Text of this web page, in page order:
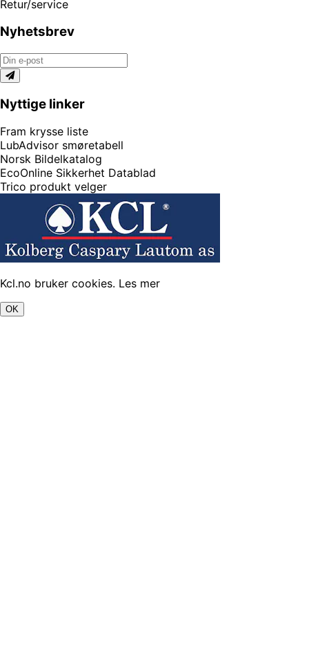
Retur/service
Nyhetsbrev
Nyttige linker
Fram krysse liste
LubAdvisor smøretabell
Norsk Bildelkatalog
EcoOnline Sikkerhet Datablad
Trico produkt velger
Kcl.no bruker cookies. Les mer
OK